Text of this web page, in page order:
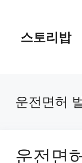
스토리밥
운전면허
운전면